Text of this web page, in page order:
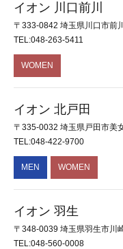
イオン 川口前川
〒333-0842 埼玉県川口市前
TEL:048-263-5411
WOMEN
イオン 北戸田
〒335-0032 埼玉県戸田市美
TEL:048-422-9700
MEN WOMEN
イオン 羽生
〒348-0039 埼玉県羽生市川
TEL:048-560-0008